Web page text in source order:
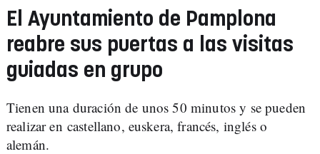
El Ayuntamiento de Pamplona
reabre sus puertas a las visitas
guiadas en grupo
Tienen una duración de unos 50 minutos y se pueden
realizar en castellano, euskera, francés, inglés o
alemán.